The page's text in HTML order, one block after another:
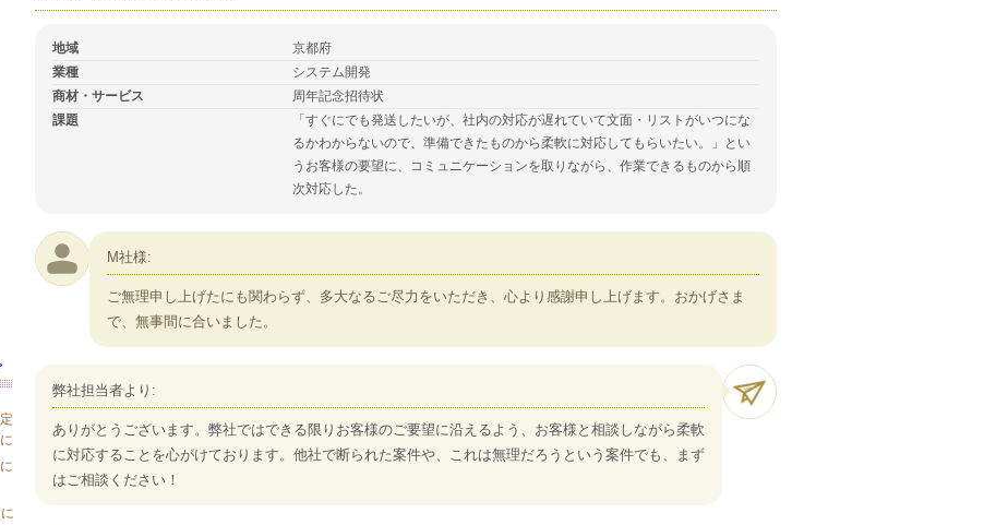
地域
京都府
業種
システム開発
商材・サービス
周年記念招待状
課題
「すぐにでも発送したいが、社内の対応が遅れていて文面・リストがいつにな
るかわからないので、準備できたものから柔軟に対応してもらいたい。」とい
うお客様の要望に、コミュニケーションを取りながら、作業できるものから順
次対応した。
M社様:
ご無理申し上げたにも関わらず、多大なるご尽力をいただき、心より感謝申し上げます。おかげさま
で、無事間に合いました。
弊社担当者より:
ありがとうございます。弊社ではできる限りお客様のご要望に沿えるよう、お客様と相談しながら柔軟
に対応することを心がけております。他社で断られた案件や、これは無理だろうという案件でも、まず
はご相談ください！